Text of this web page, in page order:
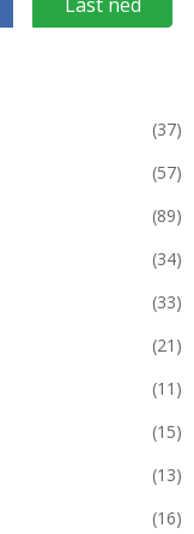
(37)
(57)
(89)
(34)
(33)
(21)
(11)
(15)
(13)
(16)